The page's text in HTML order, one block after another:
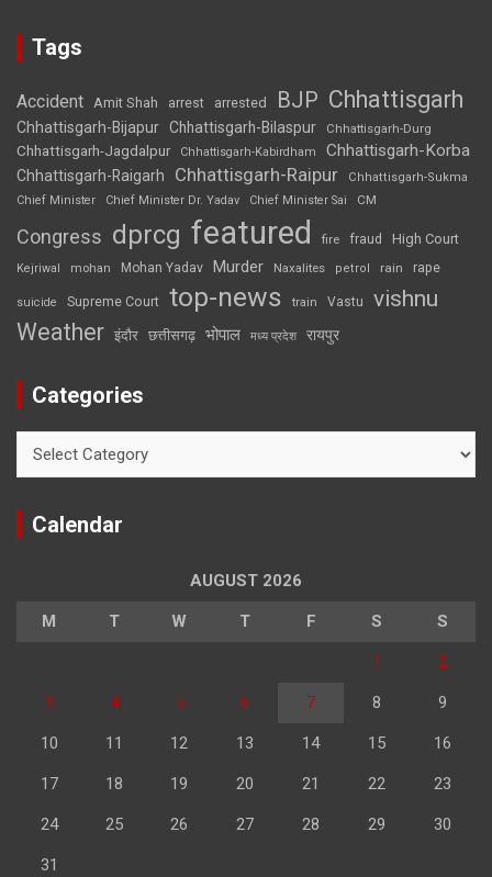
Tags
Accident Amit Shah arrest arrested BJP Chhattisgarh
Chhattisgarh-Bijapur Chhattisgarh-Bilaspur Chhattisgarh-Durg
Chhattisgarh-Jagdalpur Chhattisgarh-Kabirdham Chhattisgarh-Korba
Chhattisgarh-Raigarh Chhattisgarh-Raipur
Chhattisgarh-Sukma
Chief Minister
Chief Minister Dr. Yadav Chief Minister Sai CM
Congress dprcg featured fire fraud High Court
Kejriwal mohan Mohan Yadav Murder Naxalites petrol rain rape
suicide Supreme Court top-news train Vastu vishnu
Weather इंदौर छत्तीसगढ़ भोपाल मध्य प्रदेश रायपुर
Categories
Calendar
AUGUST 2026
M T W T F S S
1 2
3 4 5 6 7 8 9
10 11 12 13 14 15 16
17 18 19 20 21 22 23
24 25 26 27 28 29 30
31